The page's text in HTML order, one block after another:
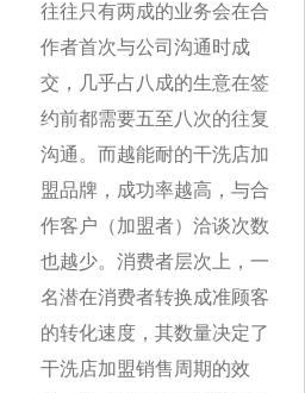
往往只有两成的业务会在合
作者首次与公司沟通时成
交，几乎占八成的生意在签
约前都需要五至八次的往复
沟通。而越能耐的干洗店加
盟品牌，成功率越高，与合
作客户（加盟者）洽谈次数
也越少。消费者层次上，一
名潜在消费者转换成准顾客
的转化速度，其数量决定了
干洗店加盟销售周期的效